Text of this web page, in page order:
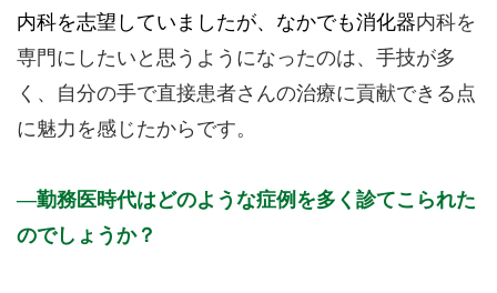
内科を志望していましたが、なかでも消化器内科を
専門にしたいと思うようになったのは、手技が多
く、自分の手で直接患者さんの治療に貢献できる点
に魅力を感じたからです。
勤務医時代はどのような症例を多く診てこられた
のでしょうか？